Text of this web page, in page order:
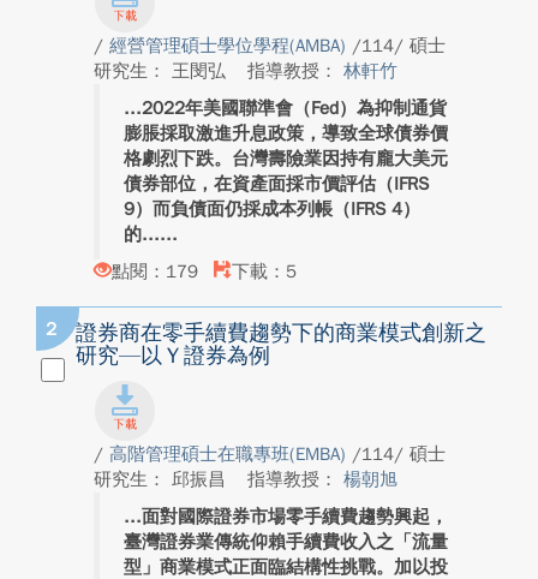
/ 經營管理碩士學位學程(AMBA) /114/ 碩士
研究生： 王閔弘
指導教授： 林軒竹
2022年美國聯準會（Fed）為抑制通貨
膨脹採取激進升息政策，導致全球債券價
格劇烈下跌。台灣壽險業因持有龐大美元
債券部位，在資產面採市價評估（IFRS
9）而負債面仍採成本列帳（IFRS 4）
的...
點閱：179
下載：5
2
證券商在零手續費趨勢下的商業模式創新之
研究—以Ｙ證券為例
/ 高階管理碩士在職專班(EMBA) /114/ 碩士
研究生： 邱振昌
指導教授： 楊朝旭
面對國際證券市場零手續費趨勢興起，
臺灣證券業傳統仰賴手續費收入之「流量
型」商業模式正面臨結構性挑戰。加以投